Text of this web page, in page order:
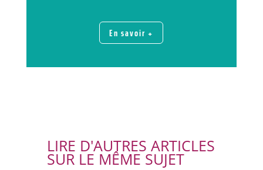
En savoir +
LIRE D'AUTRES ARTICLES
SUR LE MÊME SUJET